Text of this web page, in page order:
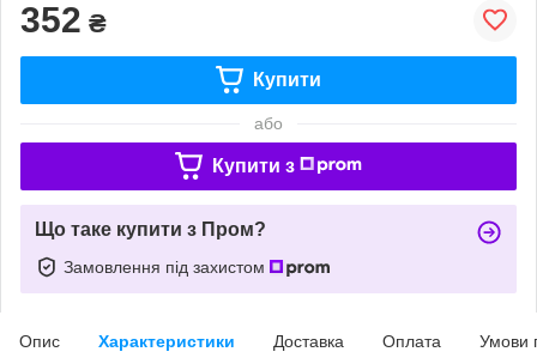
352 ₴
Купити
або
Купити з
Що таке купити з Пром?
Замовлення під захистом
Опис Характеристики Доставка Оплата Умови